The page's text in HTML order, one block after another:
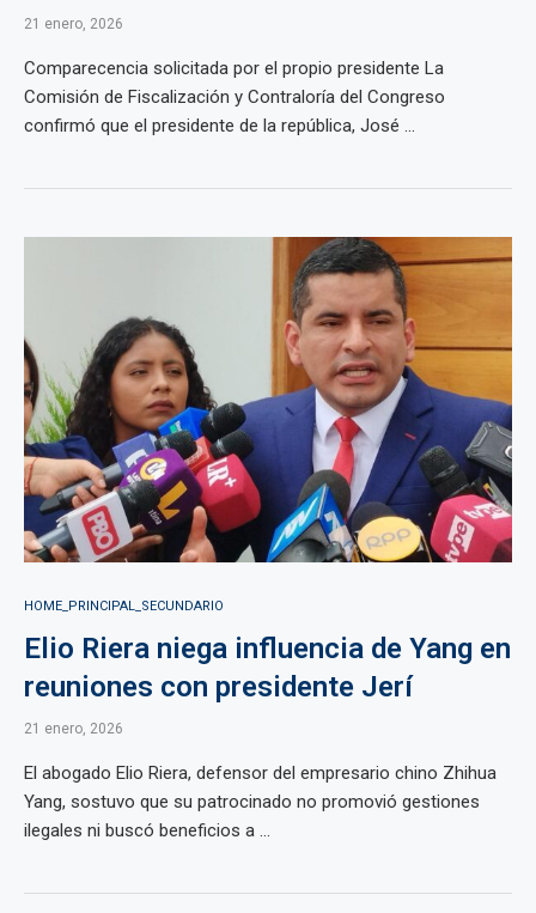
21 enero, 2026
Comparecencia solicitada por el propio presidente La
Comisión de Fiscalización y Contraloría del Congreso
confirmó que el presidente de la república, José ...
HOME_PRINCIPAL_SECUNDARIO
Elio Riera niega influencia de Yang en
reuniones con presidente Jerí
21 enero, 2026
El abogado Elio Riera, defensor del empresario chino Zhihua
Yang, sostuvo que su patrocinado no promovió gestiones
ilegales ni buscó beneficios a ...